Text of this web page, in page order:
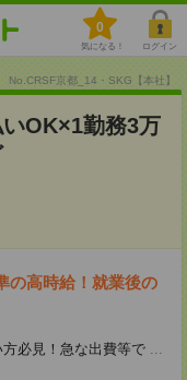
0
気になる！ ログイン
No.CRSF京都_14・SKG【本社】
OK×1勤務3万
の高時給！就業後の
必見！急な出費等で ...